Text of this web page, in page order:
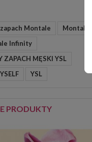
Montale
Montale
Infinity
ZAPACH MĘSKI YSL
YSL
PRODUKTY